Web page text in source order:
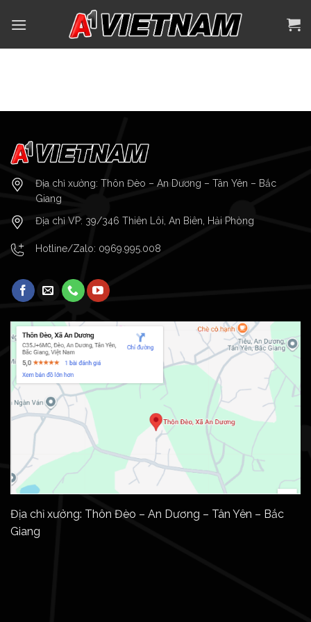
Địa chỉ xưởng: Thôn Đèo – An Dương – Tân Yên – Bắc
Giang
Địa chỉ VP: 39/346 Thiên Lôi, An Biên, Hải Phòng
Hotline/Zalo: 0969.995.008
Địa chỉ xưởng: Thôn Đèo – An Dương – Tân Yên – Bắc
Giang